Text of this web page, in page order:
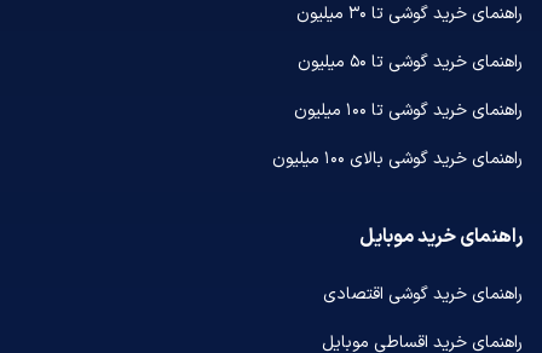
راهنمای خرید گوشی تا ۳۰ میلیون
راهنمای خرید گوشی تا ۵۰ میلیون
راهنمای خرید گوشی تا ۱۰۰ میلیون
راهنمای خرید گوشی بالای ۱۰۰ میلیون
راهنمای خرید موبایل
راهنمای خرید گوشی اقتصادی
راهنمای خرید اقساطی موبایل